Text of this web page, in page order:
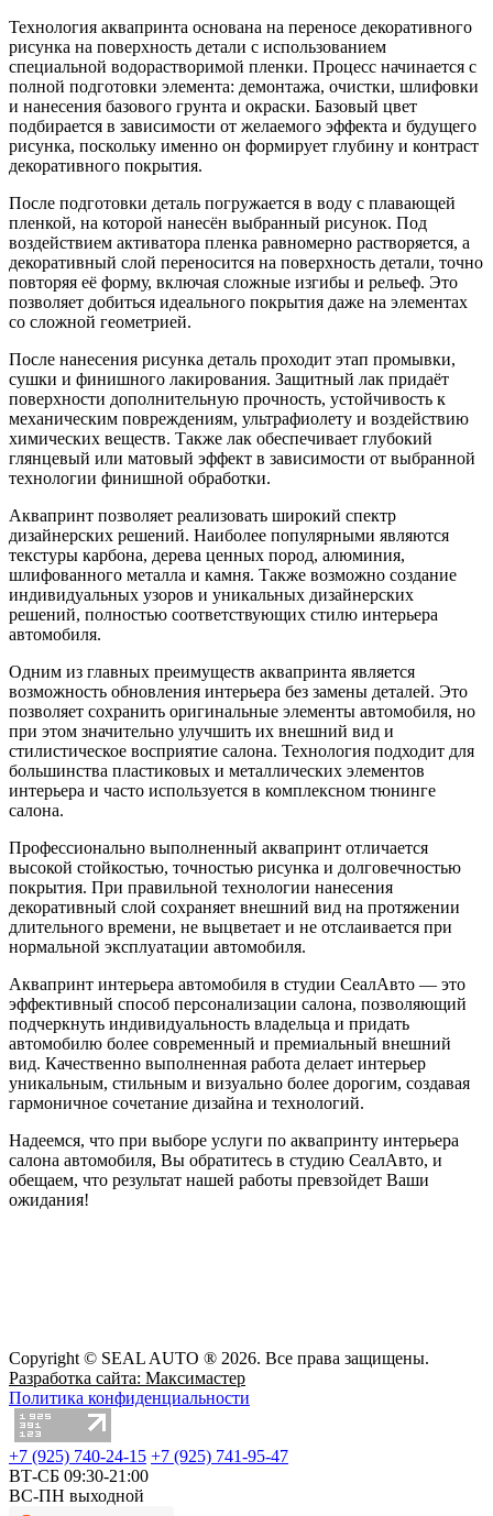
Технология аквапринта основана на переносе декоративного
рисунка на поверхность детали с использованием
специальной водорастворимой пленки. Процесс начинается с
полной подготовки элемента: демонтажа, очистки, шлифовки
и нанесения базового грунта и окраски. Базовый цвет
подбирается в зависимости от желаемого эффекта и будущего
рисунка, поскольку именно он формирует глубину и контраст
декоративного покрытия.
После подготовки деталь погружается в воду с плавающей
пленкой, на которой нанесён выбранный рисунок. Под
воздействием активатора пленка равномерно растворяется, а
декоративный слой переносится на поверхность детали, точно
повторяя её форму, включая сложные изгибы и рельеф. Это
позволяет добиться идеального покрытия даже на элементах
со сложной геометрией.
После нанесения рисунка деталь проходит этап промывки,
сушки и финишного лакирования. Защитный лак придаёт
поверхности дополнительную прочность, устойчивость к
механическим повреждениям, ультрафиолету и воздействию
химических веществ. Также лак обеспечивает глубокий
глянцевый или матовый эффект в зависимости от выбранной
технологии финишной обработки.
Аквапринт позволяет реализовать широкий спектр
дизайнерских решений. Наиболее популярными являются
текстуры карбона, дерева ценных пород, алюминия,
шлифованного металла и камня. Также возможно создание
индивидуальных узоров и уникальных дизайнерских
решений, полностью соответствующих стилю интерьера
автомобиля.
Одним из главных преимуществ аквапринта является
возможность обновления интерьера без замены деталей. Это
позволяет сохранить оригинальные элементы автомобиля, но
при этом значительно улучшить их внешний вид и
стилистическое восприятие салона. Технология подходит для
большинства пластиковых и металлических элементов
интерьера и часто используется в комплексном тюнинге
салона.
Профессионально выполненный аквапринт отличается
высокой стойкостью, точностью рисунка и долговечностью
покрытия. При правильной технологии нанесения
декоративный слой сохраняет внешний вид на протяжении
длительного времени, не выцветает и не отслаивается при
нормальной эксплуатации автомобиля.
Аквапринт интерьера автомобиля в студии СеалАвто — это
эффективный способ персонализации салона, позволяющий
подчеркнуть индивидуальность владельца и придать
автомобилю более современный и премиальный внешний
вид. Качественно выполненная работа делает интерьер
уникальным, стильным и визуально более дорогим, создавая
гармоничное сочетание дизайна и технологий.
Надеемся, что при выборе услуги по аквапринту интерьера
салона автомобиля, Вы обратитесь в студию СеалАвто, и
обещаем, что результат нашей работы превзойдет Ваши
ожидания!
Copyright © SEAL AUTO ® 2026. Все права защищены.
Разработка сайта: Максимастер
Политика конфиденциальности
+7 (925) 740-24-15 +7 (925) 741-95-47
ВТ-СБ 09:30-21:00
ВС-ПН выходной